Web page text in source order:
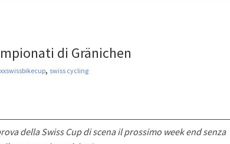
di Gränichen
, swiss cycling
della Swiss Cup di scena il prossimo week end senza